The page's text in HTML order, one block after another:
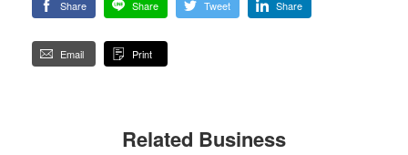
Share Share Tweet Share
Email Print
Related Business